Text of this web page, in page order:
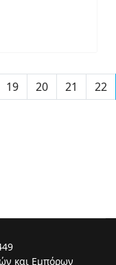
19 20 21 22
και Εμπόρων